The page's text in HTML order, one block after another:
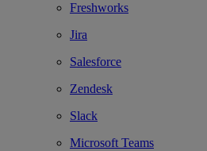
Freshworks
Jira
Salesforce
Zendesk
Slack
Microsoft Teams